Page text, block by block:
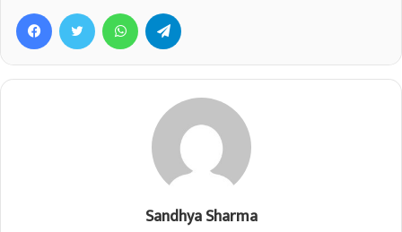
FacebookTwitter WhatsApp
Sandhya Sharma